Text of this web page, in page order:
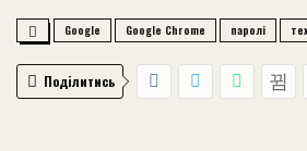
Google Google Chrome паролі
Поділитись